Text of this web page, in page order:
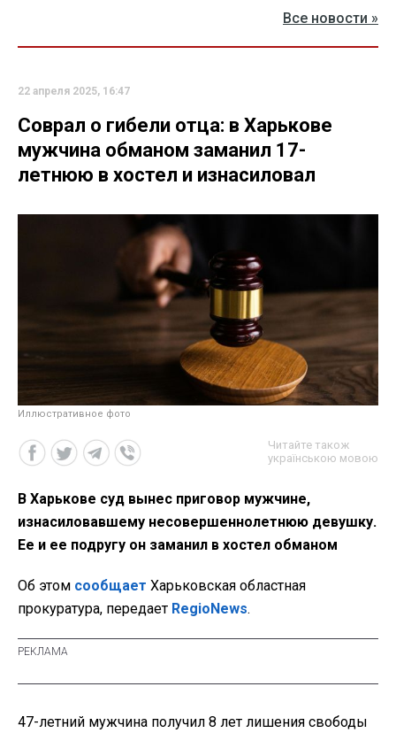
Все новости »
22 апреля 2025, 16:47
Соврал о гибели отца: в Харькове
мужчина обманом заманил 17-
летнюю в хостел и изнасиловал
Иллюстративное фото
Читайте також
українською мовою
В Харькове суд вынес приговор мужчине,
изнасиловавшему несовершеннолетнюю девушку.
Ее и ее подругу он заманил в хостел обманом
Об этом сообщает Харьковская областная
прокуратура, передает RegioNews.
47-летний мужчина получил 8 лет лишения свободы